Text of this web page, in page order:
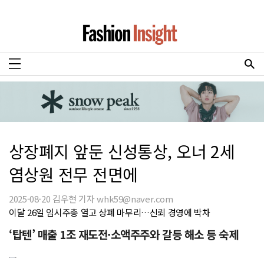
상장폐지 앞둔 신성통상, 오너 2세
염상원 전무 전면에
2025-08-20 김우현 기자 whk59@naver.com
이달 26일 임시주총 열고 상폐 마무리…신뢰 경영에 박차
‘탑텐’ 매출 1조 재도전·소액주주와 갈등 해소 등 숙제